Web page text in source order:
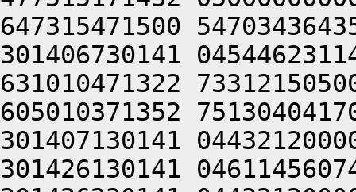
647315471500
301406730141
631010471322
605010371352
301407130141
301426130141